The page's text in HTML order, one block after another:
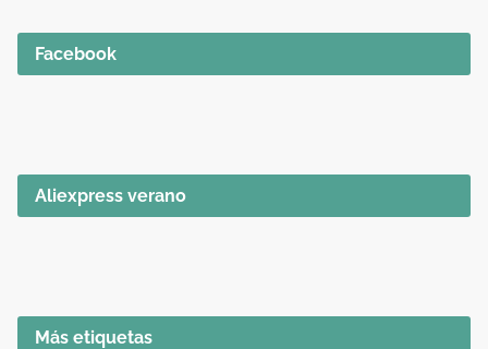
Facebook
Aliexpress verano
Más etiquetas